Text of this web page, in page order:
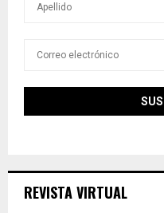
REVISTA VIRTUAL